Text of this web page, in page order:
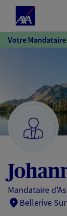
Votre
Mandataire
Bellerive